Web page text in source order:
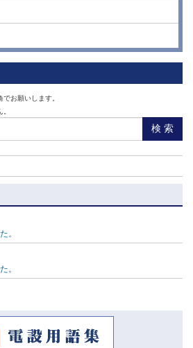
（TOA） (1)
DXアンテナ） (1)
マスプロ電工） (1)
ホーチキ） (1)
お願いします。
検 索
。
。
。